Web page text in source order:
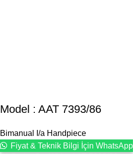
Model : AAT 7393/86
Bimanual I/a Handpiece
Fiyat & Teknik Bilgi İçin WhatsApp